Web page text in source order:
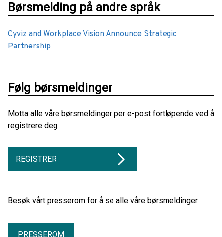
Børsmelding på andre språk
Cyviz and Workplace Vision Announce Strategic
Partnership
Følg børsmeldinger
Motta alle våre børsmeldinger per e-post fortløpende ved å
registrere deg.
REGISTRER
Besøk vårt presserom for å se alle våre børsmeldinger.
PRESSEROM